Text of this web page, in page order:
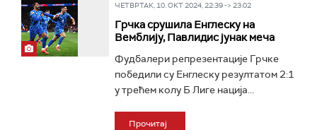
ЧЕТВРТАК, 10. ОКТ 2024, 22:39 -> 23:02
Грчка срушила Енглеску на
Вемблију, Павлидис јунак меча
Фудбалери репрезентације Грчке
победили су Енглеску резултатом 2:1
у трећем колу Б Лиге нација...
Прочитај